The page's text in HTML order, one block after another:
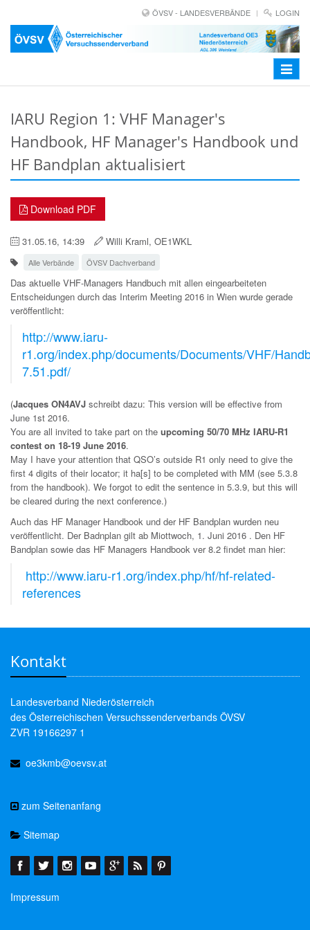
ÖVSV - LANDESVERBÄNDE LOGIN
Toggle
IARU Region 1: VHF Manager's
Handbook, HF Manager's Handbook und
HF Bandplan aktualisiert
Download PDF
31.05.16, 14:39 Willi Kraml, OE1WKL
Alle Verbände ÖVSV Dachverband
Das aktuelle VHF-Managers Handbuch mit allen eingearbeiteten
Entscheidungen durch das Interim Meeting 2016 in Wien wurde gerade
veröffentlicht:
http://www.iaru-
r1.org/index.php/documents/Documents/VHF/
7.51.pdf/
(Jacques ON4AVJ schreibt dazu: This version will be effective from
June 1st 2016.
You are all invited to take part on the upcoming 50/70 MHz IARU-R1
contest on 18-19 June 2016.
May I have your attention that QSO’s outside R1 only need to give the
first 4 digits of their locator; it ha[s] to be completed with MM (see 5.3.8
from the handbook). We forgot to edit the sentence in 5.3.9, but this will
be cleared during the next conference.)
Auch das HF Manager Handbook und der HF Bandplan wurden neu
veröffentlicht. Der Badnplan gilt ab Miottwoch, 1. Juni 2016 . Den HF
Bandplan sowie das HF Managers Handbook ver 8.2 findet man hier:
http://www.iaru-r1.org/index.php/hf/hf-related-
references
Kontakt
Landesverband Niederösterreich
des Österreichischen Versuchssenderverbands ÖVSV
ZVR 19166297 1
oe3kmb@oevsv.at
zum Seitenanfang
Sitemap
Impressum